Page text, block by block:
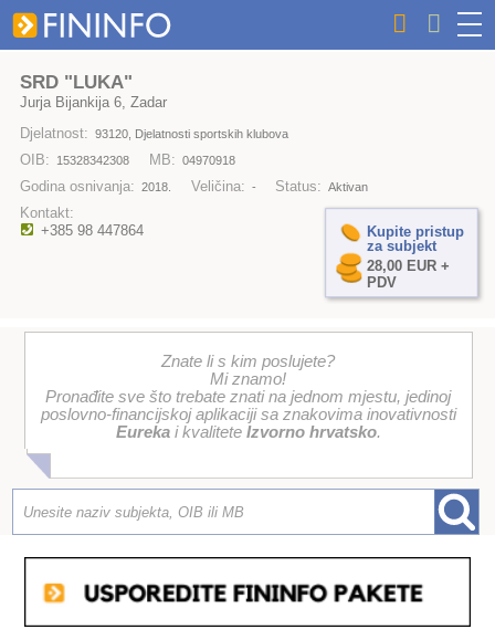
SRD "LUKA"
Jurja Bijankija 6, Zadar
Djelatnost: 93120, Djelatnosti sportskih klubova
OIB: 15328342308 MB: 04970918
Godina osnivanja: 2018. Veličina: - Status: Aktivan
Kontakt:
+385 98 447864
Kupite pristup
za subjekt
28,00 EUR +
PDV
Znate li s kim poslujete?
Mi znamo!
Pronađite sve što trebate znati na jednom mjestu, jedinoj
poslovno-financijskoj aplikaciji sa znakovima inovativnosti
Eurekai kvalitete Izvorno hrvatsko.